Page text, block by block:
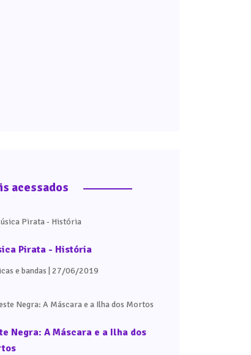
acessados
Pirata - História
e bandas | 27/06/2019
Negra: A Máscara e a Ilha dos